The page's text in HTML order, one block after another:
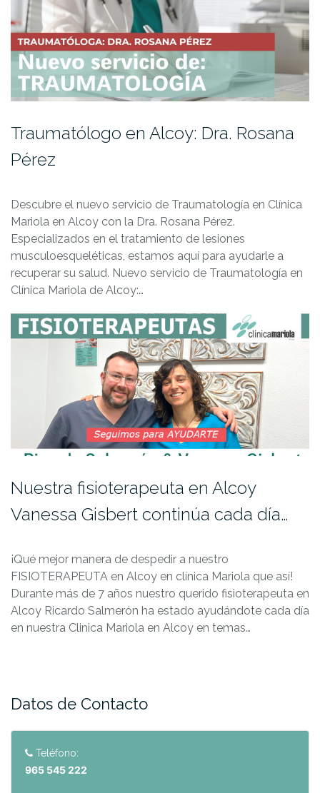
Traumatólogo en Alcoy: Dra. Rosana
Pérez
Descubre el nuevo servicio de Traumatología en Clínica
Mariola en Alcoy con la Dra. Rosana Pérez.
Especializados en el tratamiento de lesiones
musculoesqueléticas, estamos aquí para ayudarle a
recuperar su salud. Nuevo servicio de Traumatología en
Clínica Mariola de Alcoy:…
Nuestra fisioterapeuta en Alcoy
Vanessa Gisbert continúa cada día…
¡Qué mejor manera de despedir a nuestro
FISIOTERAPEUTA en Alcoy en clínica Mariola que así!
Durante más de 7 años nuestro querido fisioterapeuta en
Alcoy Ricardo Salmerón ha estado ayudándote cada día
en nuestra Clinica Mariola en Alcoy en temas…
Datos de Contacto
Teléfono:
965 545 222